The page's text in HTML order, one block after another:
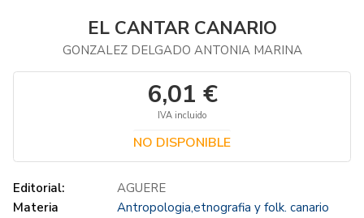
EL CANTAR CANARIO
GONZALEZ DELGADO ANTONIA MARINA
6,01 €
IVA incluido
NO DISPONIBLE
Editorial:
AGUERE
Materia
Antropologia,etnografia y folk. canario